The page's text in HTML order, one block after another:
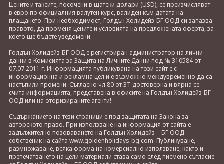
Цените и таксите, посочени в щатски долари (USD), се преизчисляват
в евро по официалния валутен курс, валиден към датата на
плащането. При необходимост, Голдън Холидейз-БГ ООД си запазва
правото, да променя цените и условията на предложената оферта, за
което ще бъдете уведомени.
Голдън Холидейз-БГ ООД е регистриран администратор на лични
данни в Комисията за Защита на Личните Данни под № 310584 от
07.07.2011 г. Информацията публикувана на този сайт е с
информационна и рекламна цел и е възможно междувременно да са
настъпили промени. Съгласно чл.80 от ЗТ достоверна и вярна се
счита информацията, представена в офисите на Голдън Холидейз-БГ
ООД или на оторизираните агенти!
Съдържанието на тези страници е под защитата на Закона за
авторското право. При използване на информация от сайта е
задължително позоваването на Голдън Холидейз – БГ ООД
собственик на сайта www.goldenholidays-bg.com. Публикуване,
размножаване, всяка форма на комерсиално използване, както и
препечатването на цели материали става само след писмено съгласие